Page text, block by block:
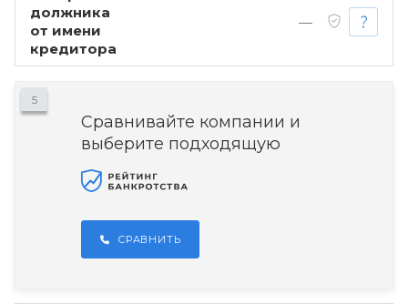
должника
от имени
кредитора
—
5
Сравнивайте компании и
выберите подходящую
СРАВНИТЬ